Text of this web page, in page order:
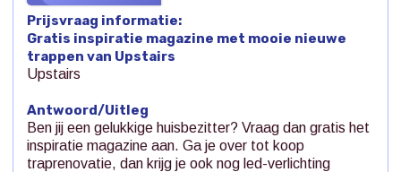
Prijsvraag informatie:
Gratis inspiratie magazine met mooie nieuwe
trappen van Upstairs
Upstairs
Antwoord/Uitleg
Ben jij een gelukkige huisbezitter? Vraag dan gratis het
inspiratie magazine aan. Ga je over tot koop
traprenovatie, dan krijg je ook nog led-verlichting